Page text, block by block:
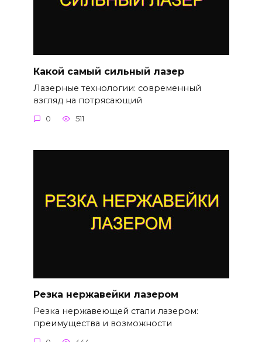
Какой самый сильный лазер
Лазерные технологии: современный
взгляд на потрясающий
0 511
Резка нержавейки лазером
Резка нержавеющей стали лазером:
преимущества и возможности